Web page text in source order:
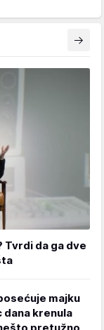
Tvrdi da ga dve
majku
dana krenula